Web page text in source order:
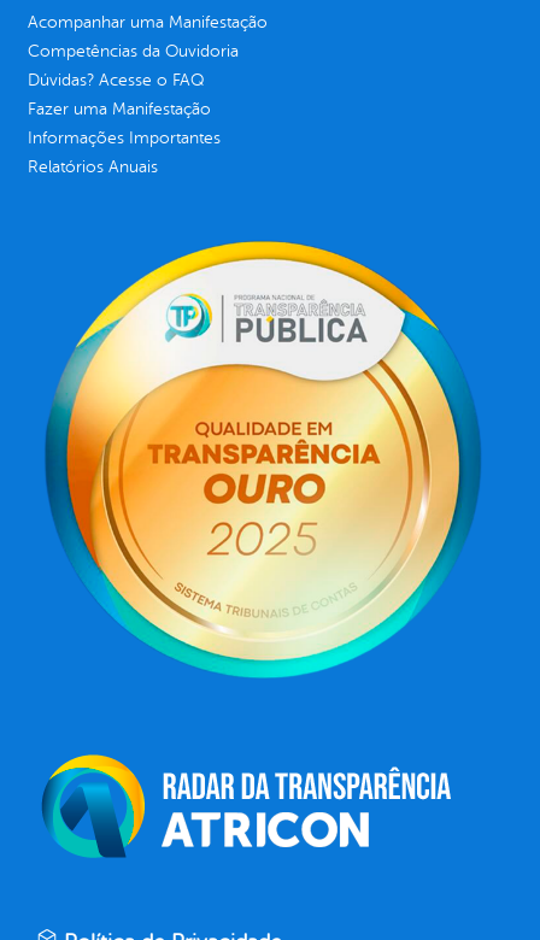
Acompanhar uma Manifestação
Competências da Ouvidoria
Dúvidas? Acesse o FAQ
Fazer uma Manifestação
Informações Importantes
Relatórios Anuais